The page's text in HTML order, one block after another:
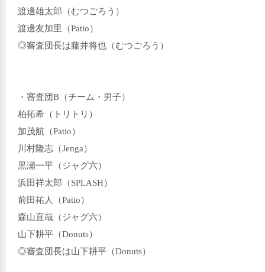
渡邊雄太郎（むつごろう）
渡邊友加里（Patio）
◎審査団長は藤井将也（むつごろう）
・審査団B（チーム・男子）
柏拓希（トリトリ）
加茂航（Patio）
川村隆志（Jenga）
黒瀬一平（ジャグ六）
浜田祥太郎（SPLASH）
前田祐人（Patio）
森山直哉（ジャグ六）
山下耕平（Donuts）
◎審査団長は山下耕平（Donuts）